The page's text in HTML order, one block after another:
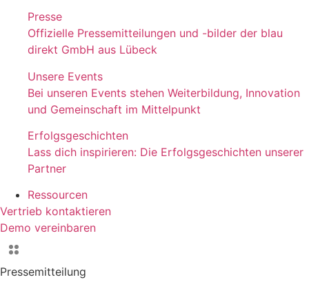
Presse
Offizielle Pressemitteilungen und -bilder der blau
direkt GmbH aus Lübeck
Unsere Events
Bei unseren Events stehen Weiterbildung, Innovation
und Gemeinschaft im Mittelpunkt
Erfolgsgeschichten
Lass dich inspirieren: Die Erfolgsgeschichten unserer
Partner
Ressourcen
Vertrieb kontaktieren
Demo vereinbaren
Pressemitteilung